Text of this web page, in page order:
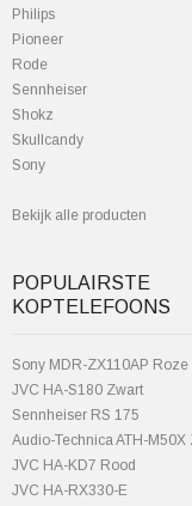
Philips
Pioneer
Rode
Sennheiser
Shokz
Skullcandy
Sony
Bekijk alle producten
POPULAIRSTE
KOPTELEFOONS
Sony MDR-ZX110AP Roze
JVC HA-S180 Zwart
Sennheiser RS 175
Audio-Technica ATH-M50X
JVC HA-KD7 Rood
JVC HA-RX330-E